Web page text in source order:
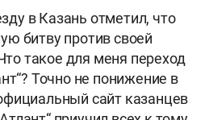
в Казань отметил, что
битву против своей
такое для меня переход
Точно не понижение в
сайт казанцев